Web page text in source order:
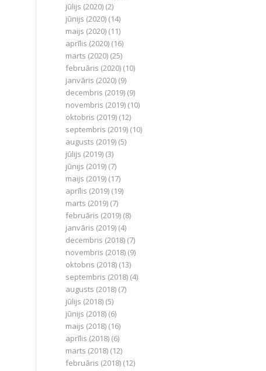
jūlijs (2020) (2)
jūnijs (2020) (14)
maijs (2020) (11)
aprīlis (2020) (16)
marts (2020) (25)
februāris (2020) (10)
janvāris (2020) (9)
decembris (2019) (9)
novembris (2019) (10)
oktobris (2019) (12)
septembris (2019) (10)
augusts (2019) (5)
jūlijs (2019) (3)
jūnijs (2019) (7)
maijs (2019) (17)
aprīlis (2019) (19)
marts (2019) (7)
februāris (2019) (8)
janvāris (2019) (4)
decembris (2018) (7)
novembris (2018) (9)
oktobris (2018) (13)
septembris (2018) (4)
augusts (2018) (7)
jūlijs (2018) (5)
jūnijs (2018) (6)
maijs (2018) (16)
aprīlis (2018) (6)
marts (2018) (12)
februāris (2018) (12)